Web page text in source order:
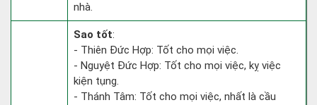
nhà.
Sao tốt:
- Thiên Đức Hợp: Tốt cho mọi việc.
- Nguyệt Đức Hợp: Tốt cho mọi việc, kỵ việc
kiện tụng.
- Thánh Tâm: Tốt cho mọi việc, nhất là cầu